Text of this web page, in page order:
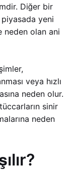
Diğer bir
piyasada yeni
neden olan ani
veya hızlı
neden olur.
sinir
neden